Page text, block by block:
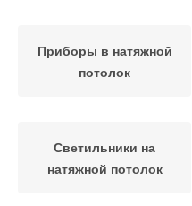
Приборы в натяжной
потолок
Светильники на
натяжной потолок